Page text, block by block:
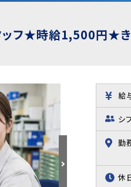
ッフ★時給1,500円★
給
シ
勤
休